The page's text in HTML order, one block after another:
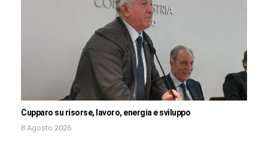
Cupparo su risorse, lavoro, energia e sviluppo
8 Agosto 2026